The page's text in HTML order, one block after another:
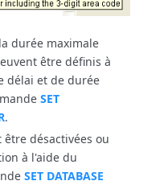
durée maximale
être définis à
délai et de durée
SET
.
désactivées ou
à l'aide du
SET DATABASE